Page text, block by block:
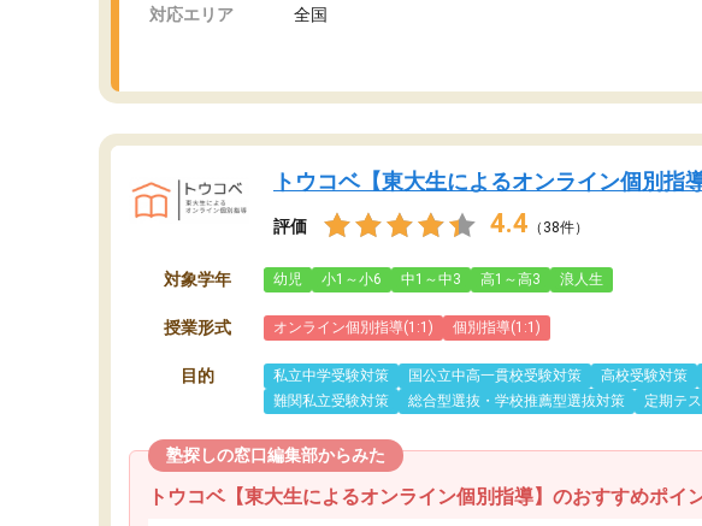
対応エリア 全国
トウコベ【東大生によるオンライン個別指導
評価 4.4 （38件）
対象学年 幼児 小1～小6 中1～中3 高1～高3 浪人生
授業形式 オンライン個別指導(1:1) 個別指導(1:1)
目的 私立中学受験対策 国公立中高一貫校受験対策 高校受験対策
難関私立受験対策
総合型選抜・学校推薦型選抜対策 定期テ
塾探しの窓口編集部からみた
トウコベ【東大生によるオンライン個別指導】のおすすめポイ